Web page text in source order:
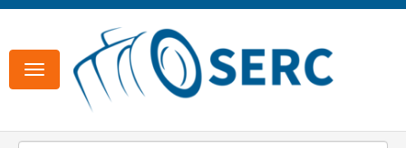
Toggle
navigation